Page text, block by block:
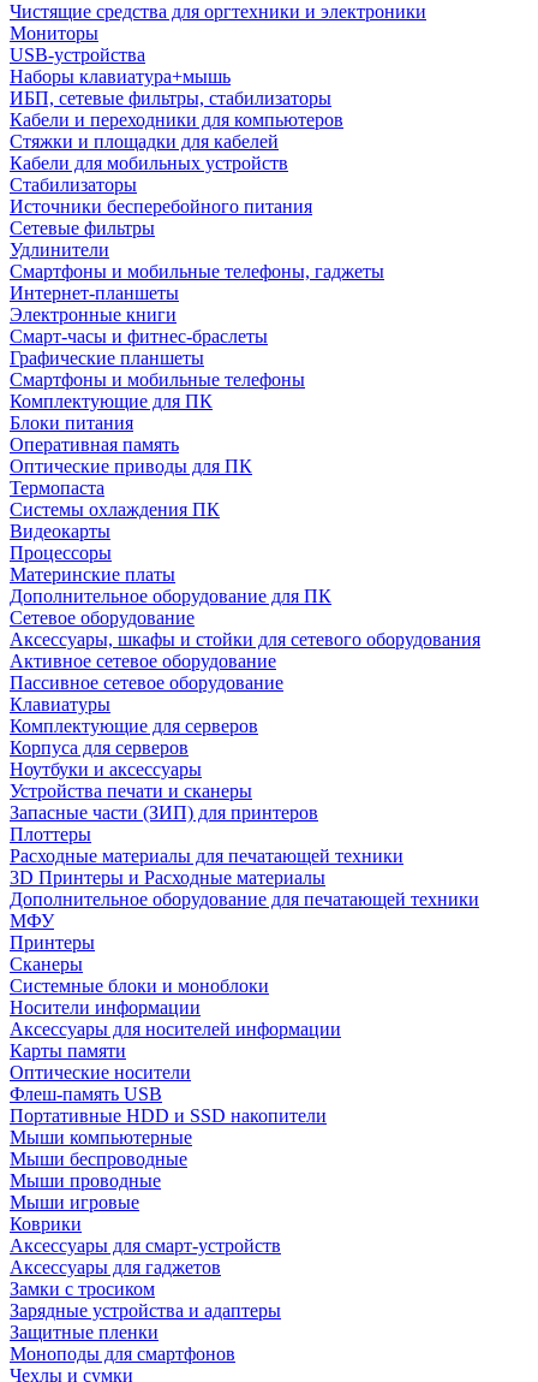
Чистящие средства для оргтехники и электроники
Мониторы
USB-устройства
Наборы клавиатура+мышь
ИБП, сетевые фильтры, стабилизаторы
Кабели и переходники для компьютеров
Стяжки и площадки для кабелей
Кабели для мобильных устройств
Стабилизаторы
Источники бесперебойного питания
Сетевые фильтры
Удлинители
Смартфоны и мобильные телефоны, гаджеты
Интернет-планшеты
Электронные книги
Смарт-часы и фитнес-браслеты
Графические планшеты
Смартфоны и мобильные телефоны
Комплектующие для ПК
Блоки питания
Оперативная память
Оптические приводы для ПК
Термопаста
Системы охлаждения ПК
Видеокарты
Процессоры
Материнские платы
Дополнительное оборудование для ПК
Сетевое оборудование
Аксессуары, шкафы и стойки для сетевого оборудования
Активное сетевое оборудование
Пассивное сетевое оборудование
Клавиатуры
Комплектующие для серверов
Корпуса для серверов
Ноутбуки и аксессуары
Устройства печати и сканеры
Запасные части (ЗИП) для принтеров
Плоттеры
Расходные материалы для печатающей техники
3D Принтеры и Расходные материалы
Дополнительное оборудование для печатающей техники
МФУ
Принтеры
Сканеры
Системные блоки и моноблоки
Носители информации
Аксессуары для носителей информации
Карты памяти
Оптические носители
Флеш-память USB
Портативные HDD и SSD накопители
Мыши компьютерные
Мыши беспроводные
Мыши проводные
Мыши игровые
Коврики
Аксессуары для смарт-устройств
Аксессуары для гаджетов
Замки с тросиком
Зарядные устройства и адаптеры
Защитные пленки
Моноподы для смартфонов
Чехлы и сумки